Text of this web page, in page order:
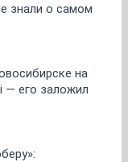
знали о самом
на
— его заложил